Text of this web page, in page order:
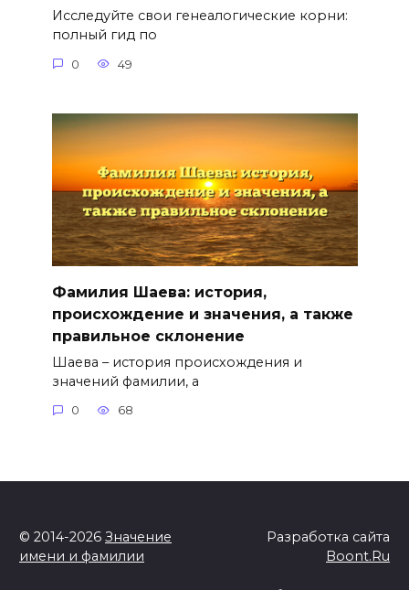
Исследуйте свои генеалогические корни:
полный гид по
0 49
Фамилия Шаева: история,
происхождение и значения, а также
правильное склонение
Шаева – история происхождения и
значений фамилии, а
0 68
© 2014-2026 Значение
имени и фамилии
Разработка сайта
Boont.Ru